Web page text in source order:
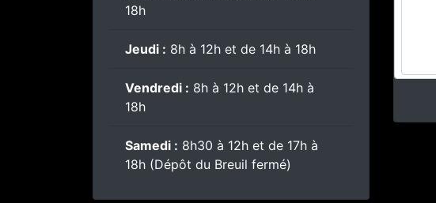
18h
Jeudi : 8h à 12h et de 14h à 18h
Vendredi : 8h à 12h et de 14h à
18h
Samedi : 8h30 à 12h et de 17h à
18h (Dépôt du Breuil fermé)